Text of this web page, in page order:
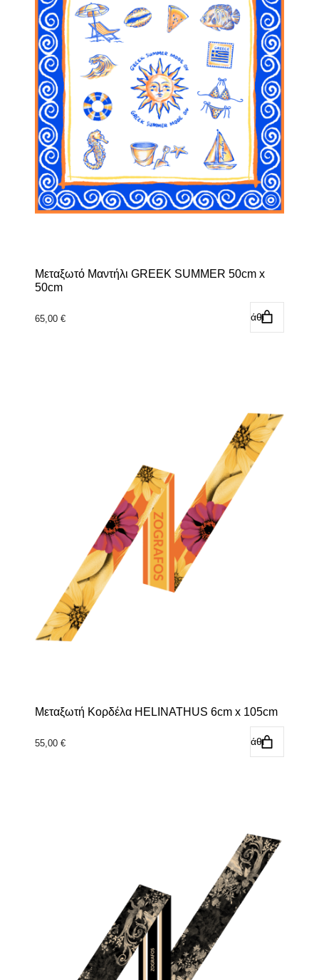
Μεταξωτό Μαντήλι GREEK SUMMER 50cm x
50cm
65,00 € Προσθήκη στο καλάθι
Μεταξωτή Κορδέλα HELINATHUS 6cm x 105cm
55,00 € Προσθήκη στο καλάθι